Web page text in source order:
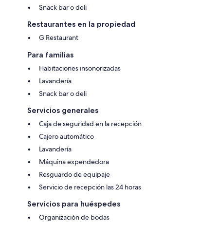
Snack bar o deli
Restaurantes en la propiedad
G Restaurant
Para familias
Habitaciones insonorizadas
Lavandería
Snack bar o deli
Servicios generales
Caja de seguridad en la recepción
Cajero automático
Lavandería
Máquina expendedora
Resguardo de equipaje
Servicio de recepción las 24 horas
Servicios para huéspedes
Organización de bodas